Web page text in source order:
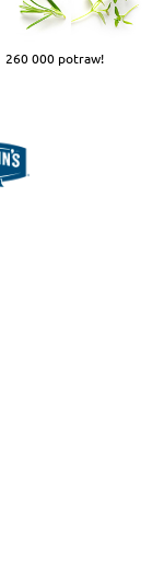
260 000 potraw!